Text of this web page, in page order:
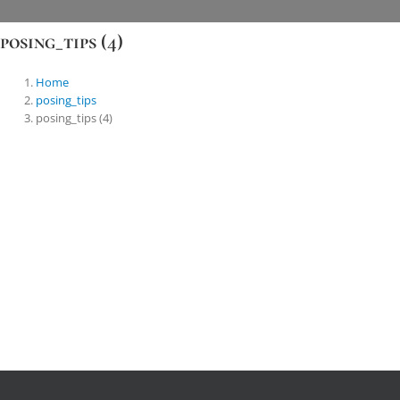
to
content
posing_tips (4)
Home
posing_tips
posing_tips (4)